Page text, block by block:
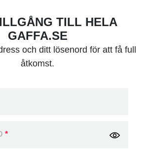
TILL HELA
GAFFA.SE
och ditt lösenord för att få full
åtkomst.
*